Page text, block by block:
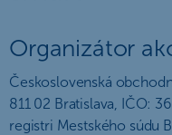
Organizátor
Československá
811 02 Bratislava, IČO:
registri Mestského súdu